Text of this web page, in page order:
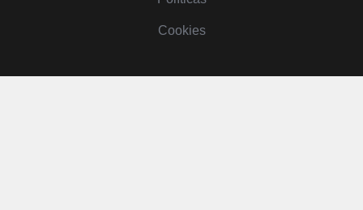
Cookies